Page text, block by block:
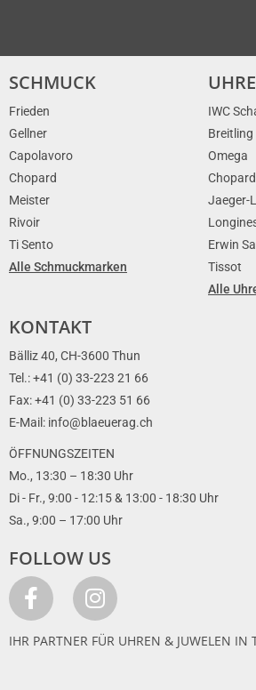
SCHMUCK
Frieden
Gellner
Capolavoro
Chopard
Meister
Rivoir
Ti Sento
Alle Schmuckmarken
IWC
Breitling
Omega
Chopard
Jaeger-
Erwin
Tissot
Alle
KONTAKT
Bälliz 40, CH-3600 Thun
Tel.: +41 (0) 33-223 21 66
Fax: +41 (0) 33-223 51 66
E-Mail: info@blaeuerag.ch
ÖFFNUNGSZEITEN
Mo., 13:30 – 18:30 Uhr
Di - Fr., 9:00 - 12:15 & 13:00 - 18:30 Uhr
Sa., 9:00 – 17:00 Uhr
FOLLOW US
IHR PARTNER FÜR UHREN & JUWELEN IN